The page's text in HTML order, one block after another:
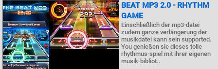
BEAT MP3 2.0 - RHYTHM
GAME
Einschließlich der mp3-datei
zudem ganze verlängerung der
musikdatei kann sein supported.
You genießen sie dieses tolle
rhythmus-spiel mit ihrer eigenen
musik-bibliot..